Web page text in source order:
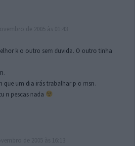
k o outro sem duvida. O outro tinha
que um dia irás trabalhar p o msn.
n pescas nada